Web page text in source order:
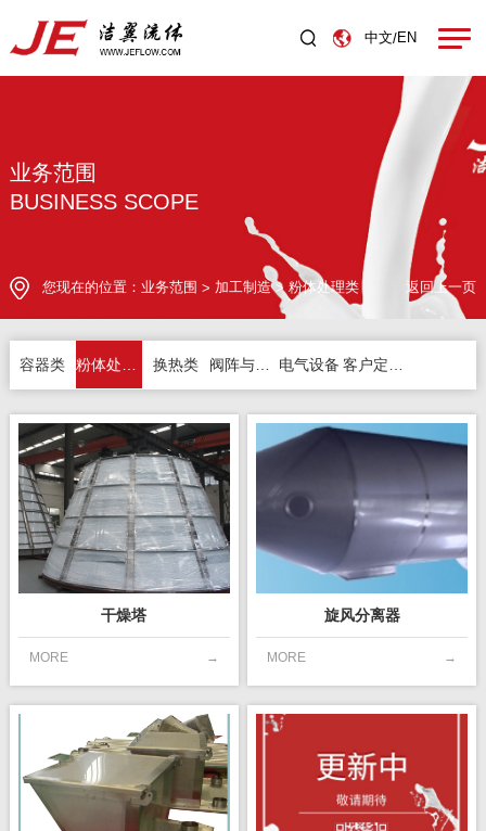
中文/EN
业务范围
BUSINESS SCOPE
您现在的位置：业务范围 > 加工制造>粉体处理类 返回上一页
容器类 换热类 电气设备
干燥塔
MORE →
旋风分离器
MORE →